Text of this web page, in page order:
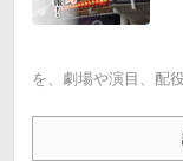
を、劇場や演目、配